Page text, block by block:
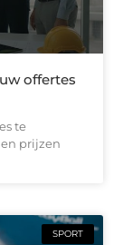
offertes
te
prijzen
SPORT